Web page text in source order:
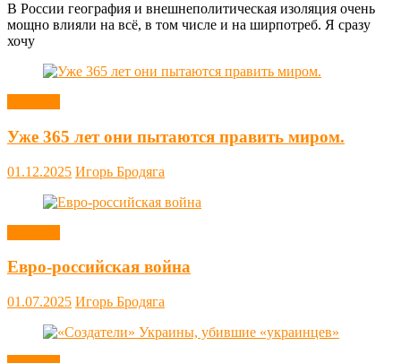
В России география и внешнеполитическая изоляция очень
мощно влияли на всё, в том числе и на ширпотреб. Я сразу
хочу
Уже 365 лет они пытаются править миром.
01.12.2025 Игорь Бродяга
Евро-российская война
01.07.2025 Игорь Бродяга